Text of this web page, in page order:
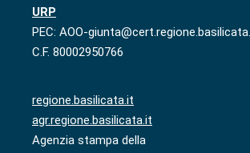
URP
PEC: AOO-
C.F. 80002950766
regione.basilicata.it
agr.regione.basilicata.it
Agenzia stampa della